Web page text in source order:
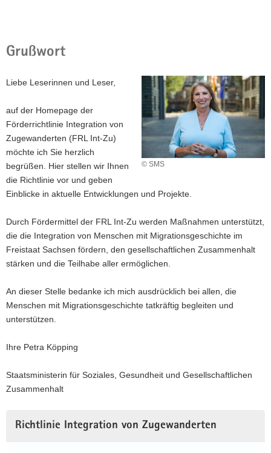
g
t
o
n
Grußwort
© SMS
Liebe Leserinnen und Leser,
auf der Homepage der
Förderrichtlinie Integration von
Zugewanderten (FRL Int-Zu)
möchte ich Sie herzlich
begrüßen. Hier stellen wir Ihnen
die Richtlinie vor und geben
Einblicke in aktuelle Entwicklungen und Projekte.
Durch Fördermittel der FRL Int-Zu werden Maßnahmen unterstützt,
die die Integration von Menschen mit Migrationsgeschichte im
Freistaat Sachsen fördern, den gesellschaftlichen Zusammenhalt
stärken und die Teilhabe aller ermöglichen.
An dieser Stelle bedanke ich mich ausdrücklich bei allen, die
Menschen mit Migrationsgeschichte tatkräftig begleiten und
unterstützen.
Ihre Petra Köpping
Staatsministerin für Soziales, Gesundheit und Gesellschaftlichen
Zusammenhalt
Richtlinie Integration von Zugewanderten